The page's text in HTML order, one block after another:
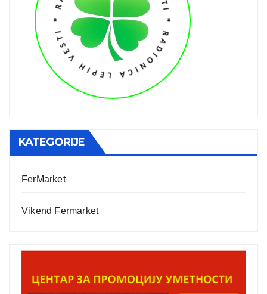
KATEGORIJE
FerMarket
Vikend Fermarket